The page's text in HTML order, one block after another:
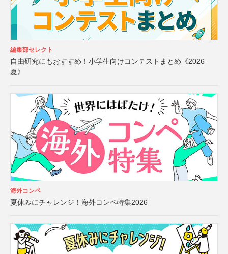
編集部セレクト
自由研究にもおすすめ！小学生向けコンテストまとめ《2026
夏》
海外コンペ
夏休みにチャレンジ！海外コンペ特集2026